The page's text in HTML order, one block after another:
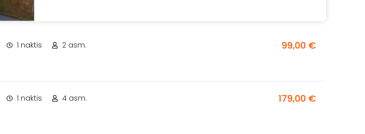
1 naktis 2 asm. 99,00 €
1 naktis 4 asm. 179,00 €